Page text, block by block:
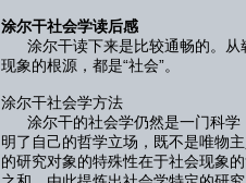
涂尔干社会学读后感
涂尔干读下来是比较通畅的。从
现象的根源，都是“社会”。
涂尔干社会学方法
涂尔干的社会学仍然是一门科学
明了自己的哲学立场，既不是唯物
的研究对象的特殊性在于社会现象